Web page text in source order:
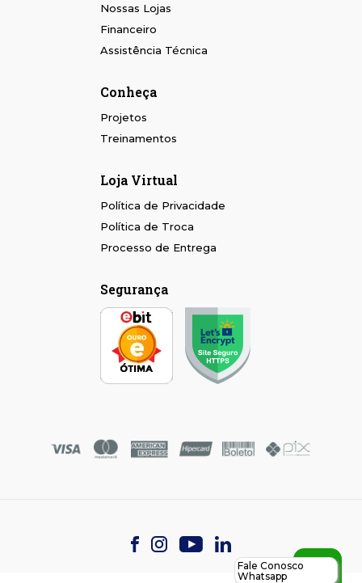
Nossas Lojas
Financeiro
Assistência Técnica
Conheça
Projetos
Treinamentos
Loja Virtual
Política de Privacidade
Política de Troca
Processo de Entrega
Segurança
Fale Conosco
Whatsapp